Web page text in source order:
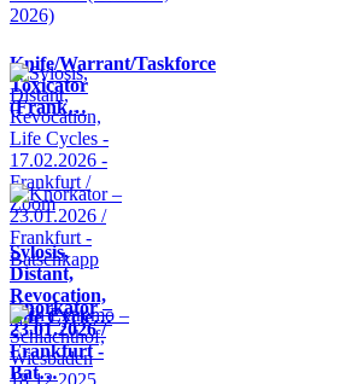
Knife/Warrant/Taskforce
Toxicator
(Frank…
Sylosis,
Distant,
Revocation,
Life Cycle…
Knorkator –
23.01.2026 /
Frankfurt -
Bat…